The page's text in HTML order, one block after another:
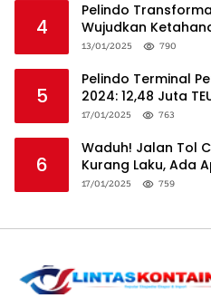
4
Pelindo
Wujudkan
Global
13/01/2025 790
5
Pelindo Terminal
2024: 12,48 Juta
Logistik Nasional
17/01/2025 763
6
Waduh! Jalan Tol
Kurang Laku, Ada
17/01/2025 759